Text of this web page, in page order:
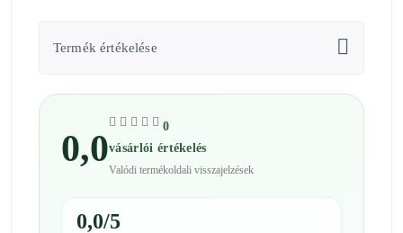
Termék értékelése
0,0
0
vásárlói értékelés
Valódi termékoldali visszajelzések
0,0/5